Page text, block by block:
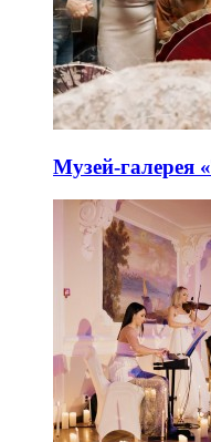
Музей-